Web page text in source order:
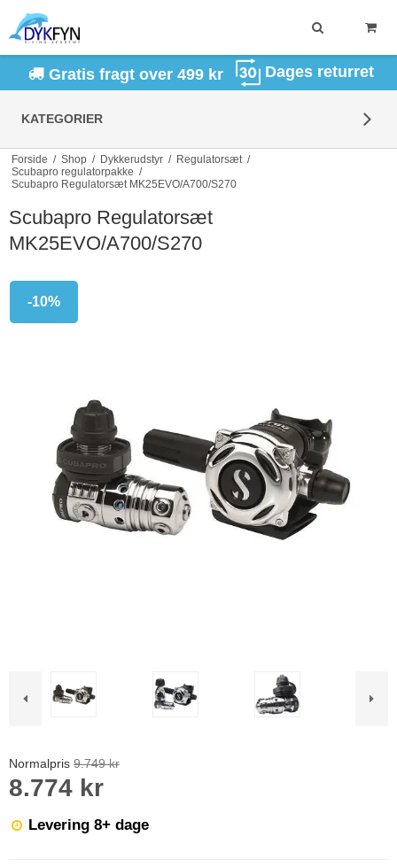
Gratis fragt over 499 kr Dages returret
KATEGORIER
Forside / Shop / Dykkerudstyr / Regulatorsæt /
Scubapro regulatorpakke /
Scubapro Regulatorsæt MK25EVO/A700/S270
Scubapro Regulatorsæt
MK25EVO/A700/S270
-10%
Normalpris 9.749 kr
8.774 kr
Levering 8+ dage